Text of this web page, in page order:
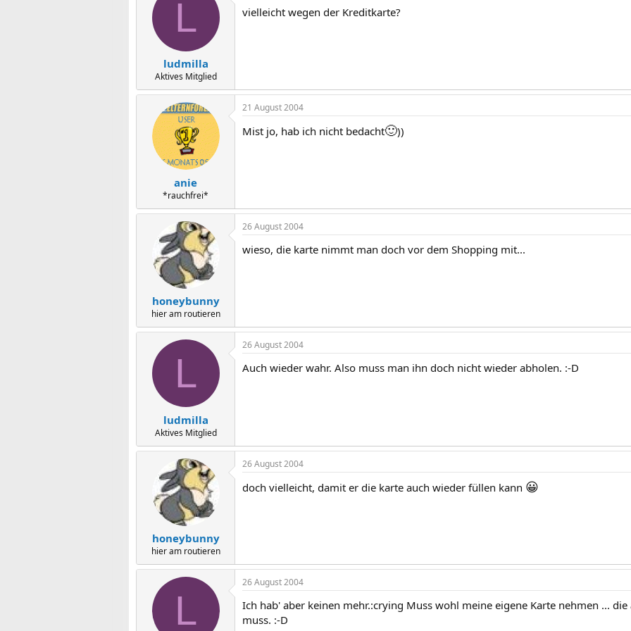
L
ludmilla
Aktives Mitglied
vielleicht wegen der Kreditkarte?
anie
*rauchfrei*
21 August 2004
Mist jo, hab ich nicht bedacht🙂))
honeybunny
hier am routieren
26 August 2004
wieso, die karte nimmt man doch vor dem Shopping mit...
L
ludmilla
Aktives Mitglied
26 August 2004
Auch wieder wahr. Also muss man ihn doch nicht wieder abholen. :-D
honeybunny
hier am routieren
26 August 2004
doch vielleicht, damit er die karte auch wieder füllen kann 😀
L
26 August 2004
Ich hab' aber keinen mehr.:crying Muss wohl meine eigene Karte nehmen ...
muss. :-D